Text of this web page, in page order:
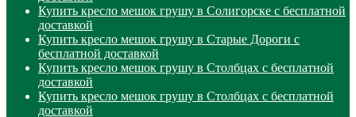
Купить кресло мешок грушу в Солигорске с бесплатной
доставкой
Купить кресло мешок грушу в Старые Дороги с
бесплатной доставкой
Купить кресло мешок грушу в Столбцах с бесплатной
доставкой
Купить кресло мешок грушу в Столбцах с бесплатной
доставкой